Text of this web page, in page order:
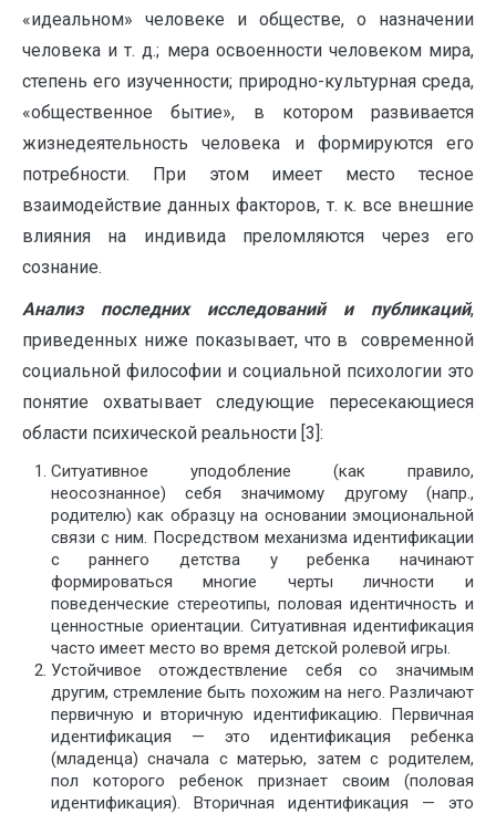
«идеальном» человеке и обществе, о назначении
человека и т. д.; мера освоенности человеком мира,
степень его изученности; природно-культурная среда,
«общественное бытие», в котором развивается
жизнедеятельность человека и формируются его
потребности. При этом имеет место тесное
взаимодействие данных факторов, т. к. все внешние
влияния на индивида преломляются через его
сознание.
Анализ последних исследований и публикаций,
приведенных ниже показывает, что в современной
социальной философии и социальной психологии это
понятие охватывает следующие пересекающиеся
области психической реальности [3]:
Ситуативное уподобление (как правило,
неосознанное) себя значимому другому (напр.,
родителю) как образцу на основании эмоциональной
связи с ним. Посредством механизма идентификации
с раннего детства у ребенка начинают
формироваться многие черты личности и
поведенческие стереотипы, половая идентичность и
ценностные ориентации. Ситуативная идентификация
часто имеет место во время детской ролевой игры.
Устойчивое отождествление себя со значимым
другим, стремление быть похожим на него. Различают
первичную и вторичную идентификацию. Первичная
идентификация — это идентификация ребенка
(младенца) сначала с матерью, затем с родителем,
пол которого ребенок признает своим (половая
идентификация). Вторичная идентификация — это